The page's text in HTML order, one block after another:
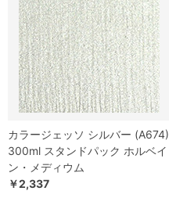
カラージェッソ シルバー (A674)
300ml スタンドパック ホルベイ
ン・メディウム
￥2,337